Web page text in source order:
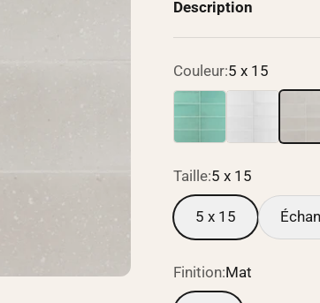
Description
Couleur:5 x 15
5 x 15
Taille:5 x 15
5 x 15
Finition:Mat